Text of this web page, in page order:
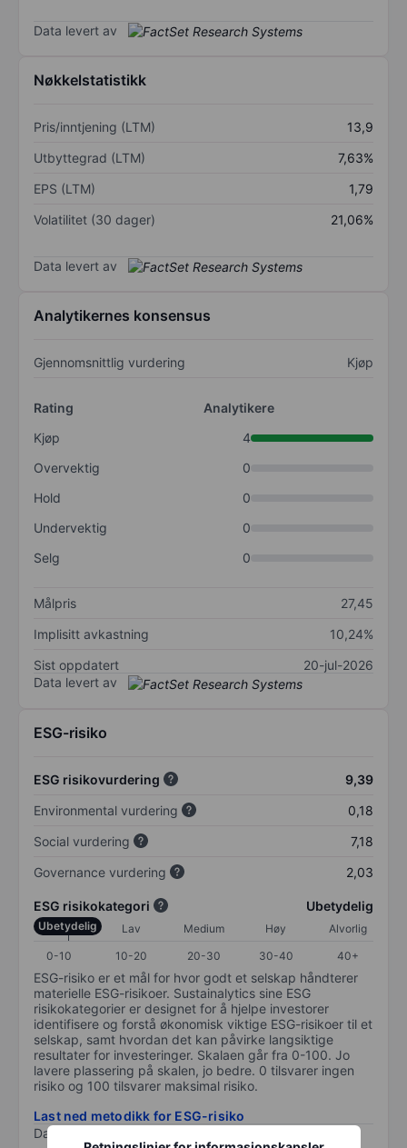
Data levert av
Nøkkelstatistikk
Pris/inntjening (LTM)
13,9
Utbyttegrad (LTM)
7,63%
EPS (LTM)
1,79
Volatilitet (30 dager)
21,06%
Data levert av
Analytikernes konsensus
Gjennomsnittlig vurdering Kjøp
Rating
Analytikere
Kjøp
4
Overvektig
0
Hold
0
Undervektig
0
Selg
0
Målpris
27,45
Implisitt avkastning
10,24%
Sist oppdatert
20-jul-2026
Data levert av
ESG-risiko
ESG risikovurdering
9,39
Environmental vurdering
0,18
Social vurdering
7,18
Governance vurdering
2,03
ESG risikokategori Ubetydelig
Ubetydelig Lav Medium Høy
Alvorlig
0-10
10-20 20-30 30-40 40+
ESG-risiko er et mål for hvor godt et selskap håndterer
materielle ESG-risikoer. Sustainalytics sine ESG
risikokategorier er designet for å hjelpe investorer
identifisere og forstå økonomisk viktige ESG-risikoer til et
selskap, samt hvordan det kan påvirke langsiktige
resultater for investeringer. Skalaen går fra 0-100. Jo
lavere plassering på skalen, jo bedre. 0 tilsvarer ingen
risiko og 100 tilsvarer maksimal risiko.
Last ned metodikk for ESG-risiko
Data levert av